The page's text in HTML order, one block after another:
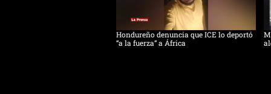
Hondureño denuncia que ICE lo deportó
“a la fuerza” a África